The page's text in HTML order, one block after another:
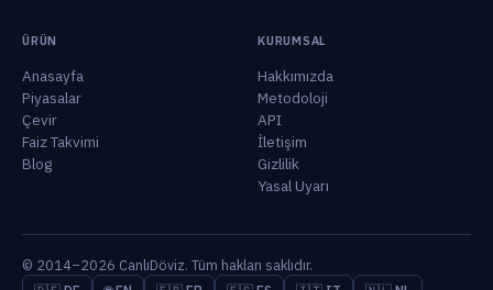
ÜRÜN
Anasayfa
Piyasalar
Çevir
Faiz Takvimi
Blog
KURUMSAL
Hakkımızda
Metodoloji
API
İletişim
Gizlilik
Yasal Uyarı
© 2014–2026 CanlıDöviz. Tüm hakları saklıdır.